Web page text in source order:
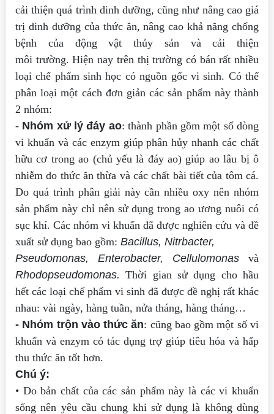
cải thiện quá trình dinh dưỡng, cũng như nâng cao giá
trị dinh dưỡng của thức ăn, nâng cao khả năng chống
bệnh của động vật thủy sản và cải thiện
môi trường.Hiện nay trên thị trường có bán rất nhiều
loại chế phẩm sinh học có nguồn gốc visinh. Có thể
phân loại một cách đơn giản các sản phẩm này thành
2 nhóm:
- Nhóm xử lý đáy ao: thành phần gồm một số dòng
vi khuẩn và các enzym giúpphân hủy nhanh các chất
hữu cơ trong ao (chủ yếu là đáy ao) giúp ao lâu bị ô
nhiễmdo thức ăn thừa và các chất bài tiết của tôm cá.
Do quá trình phân giải này cần nhiềuoxy nên nhóm
sản phẩm này chỉ nên sử dụng trong ao ương nuôi có
sục khí. Các nhóm vi khuẩn đã được nghiên cứu và đề
xuất sử dụng bao gồm: Bacillus, Nitrbacter,
Pseudomonas, Enterobacter, Cellulomonas và
Rhodopseudomonas.Thời gian sử dụng cho hầu
hết các loại chế phẩm vi sinh đã được đề nghị rất khác
nhau: vài ngày, hàng tuần, nửa tháng, hàng tháng…
- Nhóm trộn vào thức ăn: cũng bao gồm một số vi
khuẩn và enzym có tác dụng trợ giúp tiêu hóa và hấp
thu thức ăn tốt hơn.
Chú ý:
• Do bản chất của các sản phẩm này là các vi khuẩn
sống nên yêu cầu chung khi sử dụng là không dùng